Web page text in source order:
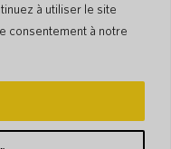
à utiliser le site
consentement à notre
de confidentialité
d'utilisation du site Web